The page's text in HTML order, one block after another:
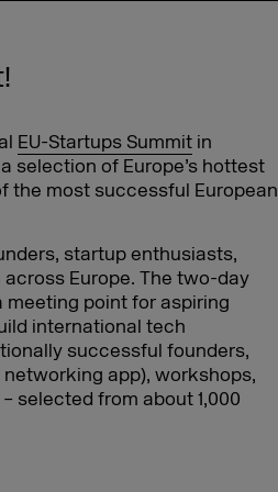
EU-Startups Summit in
selection of Europe’s hottest
the most successful European
startup enthusiasts,
Europe. The two-day
point for aspiring
international tech
successful founders,
app), workshops,
selected from about 1,000